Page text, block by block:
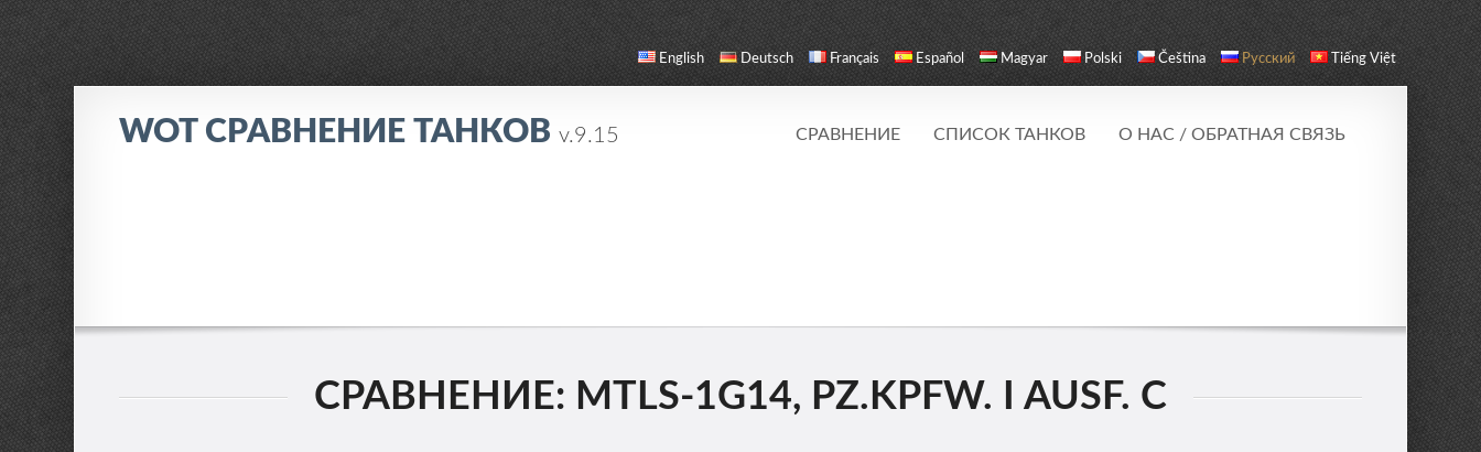
English Deutsch Français Español Magyar Polski Čeština Русский Tiếng Việt
WOT СРАВНЕНИЕ ТАНКОВv.9.15 СРАВНЕНИЕ СПИСОК ТАНКОВ О НАС / ОБРАТНАЯ СВЯЗЬ
СРАВНЕНИЕ: MTLS-1G14, PZ.KPFW. I AUSF. C